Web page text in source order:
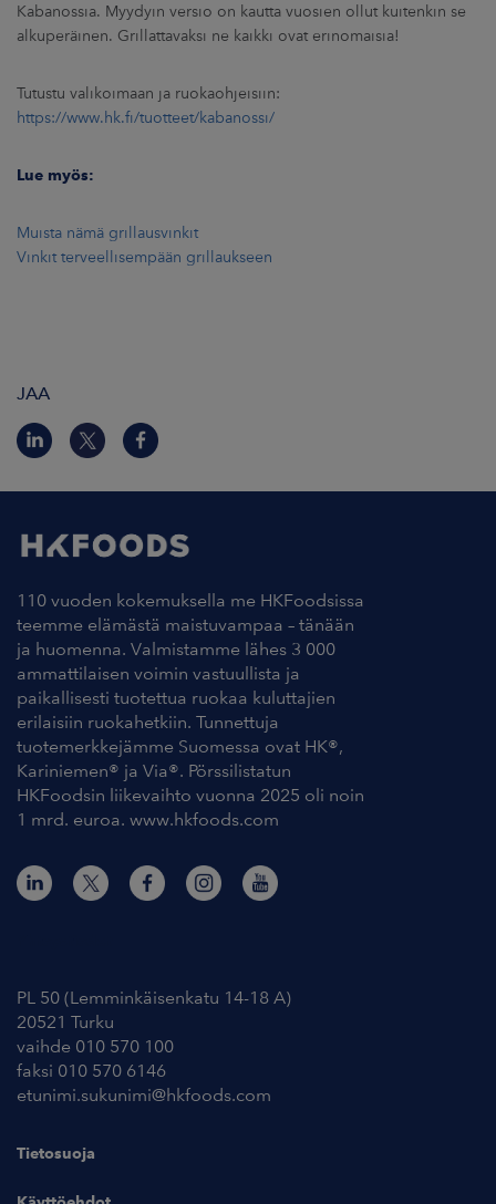
Kabanossia. Myydyin versio on kautta vuosien ollut kuitenkin se
alkuperäinen. Grillattavaksi ne kaikki ovat erinomaisia!
Tutustu valikoimaan ja ruokaohjeisiin:
https://www.hk.fi/tuotteet/kabanossi/
Lue myös:
Muista nämä grillausvinkit
Vinkit terveellisempään grillaukseen
JAA
110 vuoden kokemuksella me HKFoodsissa
teemme elämästä maistuvampaa – tänään
ja huomenna. Valmistamme lähes 3 000
ammattilaisen voimin vastuullista ja
paikallisesti tuotettua ruokaa kuluttajien
erilaisiin ruokahetkiin. Tunnettuja
tuotemerkkejämme Suomessa ovat HK®,
Kariniemen® ja Via®. Pörssilistatun
HKFoodsin liikevaihto vuonna 2025 oli noin
1 mrd. euroa. www.hkfoods.com
PL 50 (Lemminkäisenkatu 14-18 A)
20521 Turku
vaihde 010 570 100
faksi 010 570 6146
etunimi.sukunimi@hkfoods.com
Tietosuoja